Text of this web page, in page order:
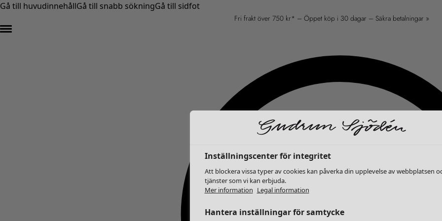
Gå till huvudinnehållGå till snabb sökningGå till sidfot
Fri frakt över 750 kr* – Öppet köp i 30 dagar – Säkra betalningar »
Inställningscenter för integritet
Att blockera vissa typer av cookies kan påverka din upplevelse av webbplatsen
tjänster som vi kan erbjuda.
Mer information Legal information
Hantera inställningar för samtycke